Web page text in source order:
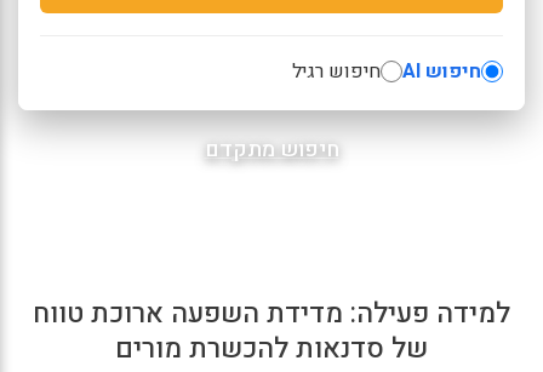
חיפוש AI חיפוש רגיל
חיפוש מתקדם
למידה פעילה: מדידת השפעה ארוכת טווח
של סדנאות להכשרת מורים